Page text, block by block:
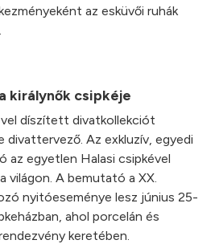
az esküvői ruhák
királynők csipkéje
díszített divatkollekciót
divattervező. Az exkluzív, egyedi
az egyetlen Halasi csipkével
világon. A bemutató a XX.
nyitóeseménye lesz június 25-
ahol porcelán és
keretében.